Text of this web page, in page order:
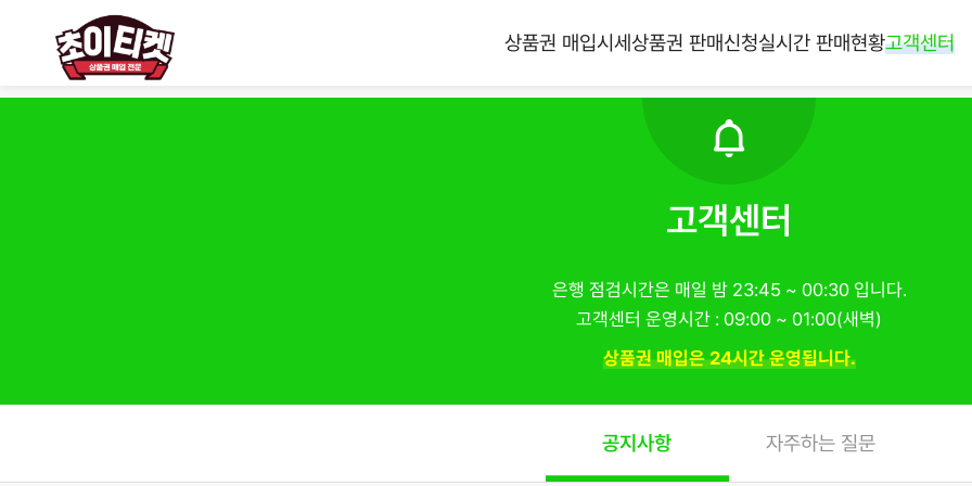
상품권 매입시세상품권 판매신청실시간 판매현황고객센터
고객센터
은행 점검시간은 매일 밤 23:45 ~ 00:30 입니다.
고객센터 운영시간 : 09:00 ~ 01:00(새벽)
상품권 매입은 24시간 운영됩니다.
공지사항 자주하는 질문